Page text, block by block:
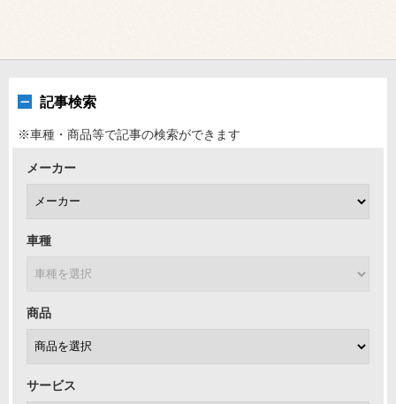
記事検索
※車種・商品等で記事の検索ができます
メーカー
車種
商品
サービス